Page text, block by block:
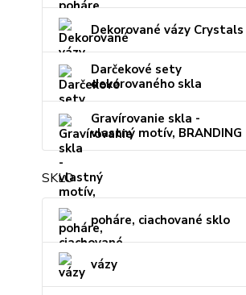
Dekorované vázy Crystals
Darčekové sety
dekorovaného skla
Gravírovanie skla -
vlastný motív, BRANDING
SKLO
poháre, ciachované sklo
vázy